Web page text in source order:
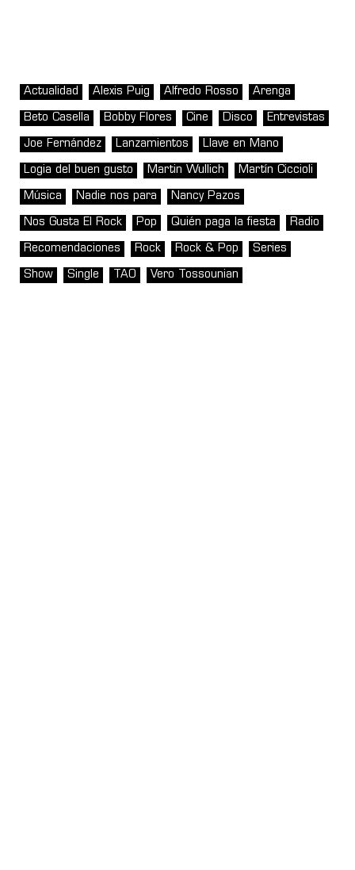
Actualidad Alexis Puig Alfredo Rosso Arenga
Beto Casella Bobby Flores Cine Disco Entrevistas
Joe Fernández Lanzamientos Llave en Mano
Logia del buen gusto Martin Wullich Martín Ciccioli
Música Nadie nos para Nancy Pazos
Nos Gusta El Rock Pop Quién paga la fiesta Radio
Recomendaciones Rock Rock & Pop Series
Show Single TAO Vero Tossounian